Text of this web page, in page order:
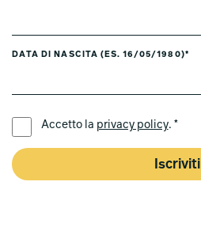
DATA DI NASCITA (ES. 16/05/1980)*
Accetto la privacy policy. *
Iscriviti